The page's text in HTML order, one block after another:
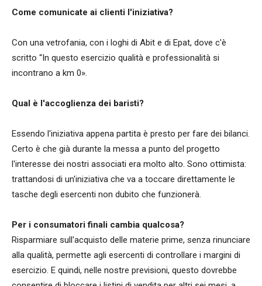
Come comunicate ai clienti l'iniziativa?
Con una vetrofania, con i loghi di Abit e di Epat, dove c'è
scritto “In questo esercizio qualità e professionalità si
incontrano a km 0».
Qual è l'accoglienza dei baristi?
Essendo l'iniziativa appena partita è presto per fare dei bilanci.
Certo è che già durante la messa a punto del progetto
l'interesse dei nostri associati era molto alto. Sono ottimista:
trattandosi di un'iniziativa che va a toccare direttamente le
tasche degli esercenti non dubito che funzionerà.
Per i consumatori finali cambia qualcosa?
Risparmiare sull'acquisto delle materie prime, senza rinunciare
alla qualità, permette agli esercenti di controllare i margini di
esercizio. E quindi, nelle nostre previsioni, questo dovrebbe